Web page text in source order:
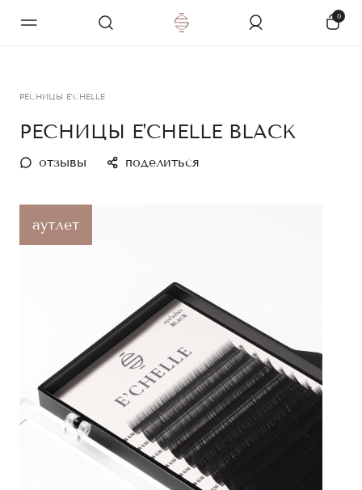
0
РЕСНИЦЫ E'CHELLE
РЕСНИЦЫ E'CHELLE BLACK
отзывы поделиться
аутлет